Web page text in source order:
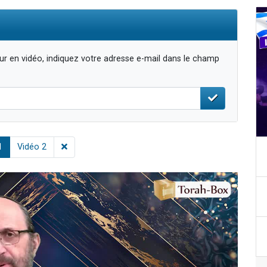
en vidéo, indiquez votre adresse e-mail dans le champ
Vidéo 2